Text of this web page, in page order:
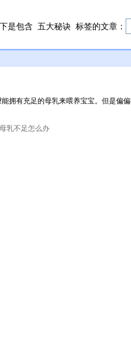
是包含 五大秘诀 标签的文章：
拥有充足的母乳来喂养宝宝。但是偏
乳不足怎么办